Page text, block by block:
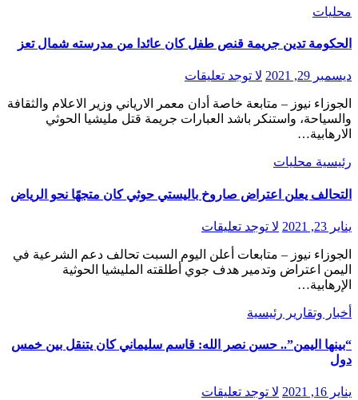
محليات
الحكومة تدين جريمة قنص طفل كان عائدا من مدرسته شمال تعز
ديسمبر 29, 2021 لا توجد تعليقات
والسياحة، واستنكر باشد العبارات جريمة قتل مليشيا الحوثي
الارهابية…
رئيسية محليات
التحالف يعلن اعتراض صاروخ باليستي حوثي كان متجهًا نحو الرياض
يناير 23, 2021 لا توجد تعليقات
اليمن اعتراض وتدمير هدف جوي أطلقته المليشيا الحوثية
الإرهابية…
أخبار وتقارير رئيسية
“بينها اليمن”.. حسن نصر الله: قاسم سليماني كان يتنقل بين خمس
دول
يناير 16, 2021 لا توجد تعليقات